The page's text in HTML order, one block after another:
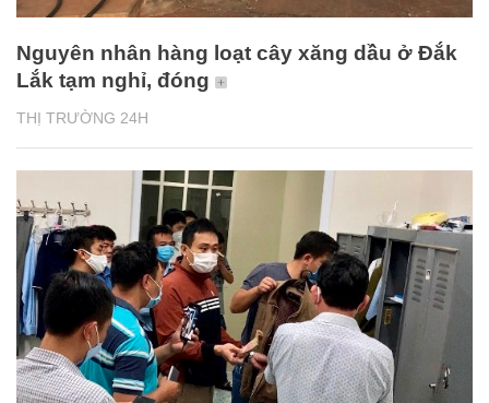
THỊ TRƯỜNG 24H
Nguyên nhân hàng loạt cây xăng dầu ở Đắk
Lắk tạm nghỉ, đóng